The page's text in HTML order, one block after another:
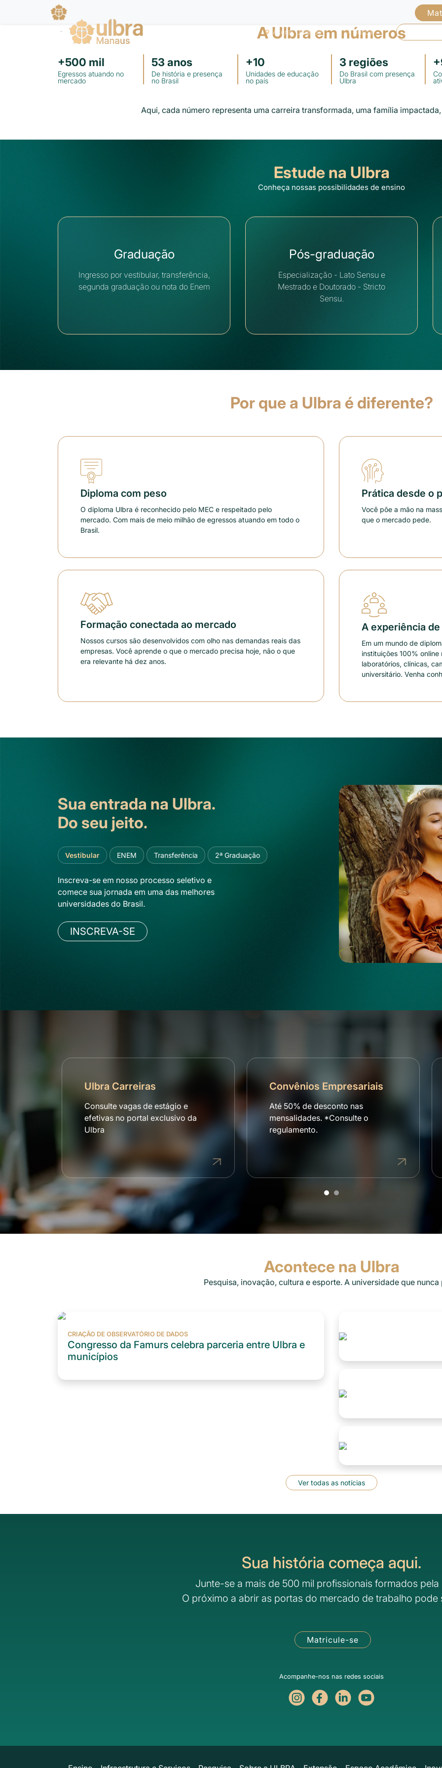
Alterar Unidade Buscar
A Ulbra em números
+500 mil
Egressos atuando no
mercado
53 anos
De história e presença
no Brasil
+10
Unidades de educação
no país
3 regiões
Do Brasil com presença
Ulbra
+
Aqui, cada número representa uma carreira transformada, uma família
Estude na Ulbra
Conheça nossas possibilidades de ensino
Graduação
Ingresso por vestibular, transferência,
segunda graduação ou nota do Enem
Pós-graduação
Especialização - Lato Sensu e
Mestrado e Doutorado - Stricto
Sensu.
Por que a Ulbra é diferente?
Diploma com peso
O diploma Ulbra é reconhecido pelo MEC e respeitado pelo
mercado. Com mais de meio milhão de egressos atuando em todo o
Brasil.
Prática desde o
Você põe a mão na
que o mercado pede.
Formação conectada ao mercado
Nossos cursos são desenvolvidos com olho nas demandas reais das
empresas. Você aprende o que o mercado precisa hoje, não o que
era relevante há dez anos.
A experiência
Em um mundo de
instituições 100%
laboratórios, clínicas,
universitário. Venha
Sua entrada na Ulbra.
Do seu jeito.
Vestibular ENEM Transferência 2ª Graduação
Inscreva-se em nosso processo seletivo e
comece sua jornada em uma das melhores
universidades do Brasil.
INSCREVA-SE
Ulbra Carreiras
Consulte vagas de estágio e
efetivas no portal exclusivo da
Ulbra
Convênios Empresariais
Até 50% de desconto nas
mensalidades. *Consulte o
regulamento.
Acontece na Ulbra
Pesquisa, inovação, cultura e esporte. A universidade que nunca
CRIAÇÃO DE OBSERVATÓRIO DE DADOS
Congresso da Famurs celebra parceria entre Ulbra e
municípios
Ver todas as notícias
Sua história começa aqui.
Junte-se a mais de 500 mil profissionais formados pela
O próximo a abrir as portas do mercado de trabalho pode
Matricule-se
Acompanhe-nos nas redes sociais